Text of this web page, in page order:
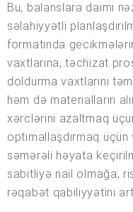
Bu, balanslara daimi
səlahiyyətli
formatında
vaxtlarına, təchizat
doldurma vaxtlarını
həm də materialların
xərclərini azaltmaq
optimallaşdırmaq
səmərəli həyata
sabitliyə nail olmağa,
rəqabət qabiliyyətini